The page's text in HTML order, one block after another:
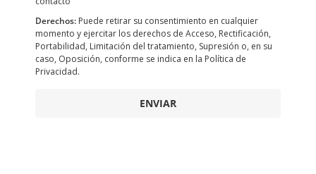
Derechos: Puede retirar su consentimiento en cualquier
momento y ejercitar los derechos de Acceso, Rectificación,
Portabilidad, Limitación del tratamiento, Supresión o, en su
caso, Oposición, conforme se indica en la Política de
Privacidad.
ENVIAR